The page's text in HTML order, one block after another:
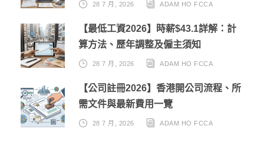
28 7 月, 2026 ADAM HO FCCA
【最低工資2026】時薪$43.1詳解：計
算方法、歷年調整及僱主須知
28 7 月, 2026 ADAM HO FCCA
【公司註冊2026】香港開公司流程、所
需文件與最新費用一覽
28 7 月, 2026 ADAM HO FCCA